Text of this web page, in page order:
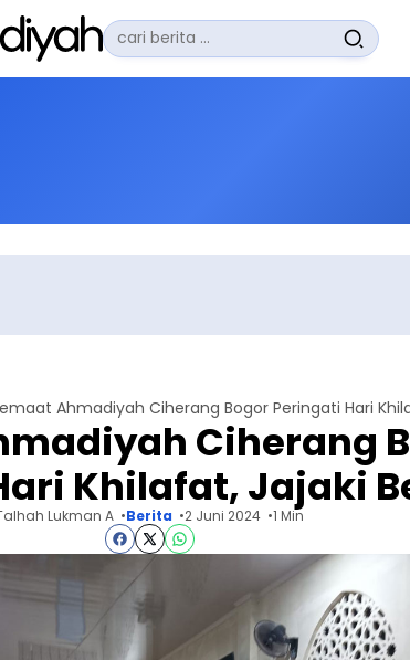
Pencarian
untuk:
Ciherang
Khilafat, Jajaki
Lukman A Berita 2 Juni 2024 1 Min